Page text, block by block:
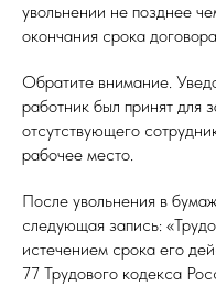
увольнении не позднее
окончания срока
Обратите внимание.
работник был принят для
отсутствующего
рабочее место.
После увольнения в
следующая запись:
истечением срока его
77 Трудового кодекса